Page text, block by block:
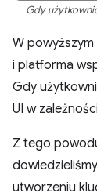
Gdy
W powyższym
i platforma
Gdy
UI w
Z tego
utworzeniu